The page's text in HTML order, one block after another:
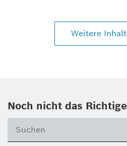
Weitere
Noch nicht das